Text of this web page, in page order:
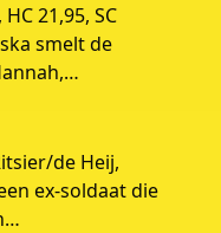
21,95, SC
smelt de
de Heij,
ex-soldaat die